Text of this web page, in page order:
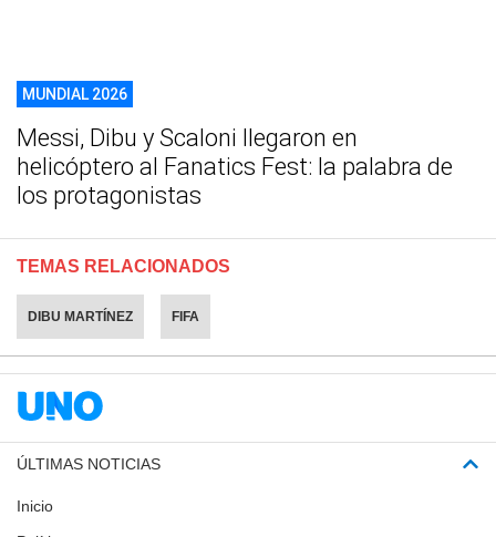
MUNDIAL 2026
Messi, Dibu y Scaloni llegaron en
helicóptero al Fanatics Fest: la palabra de
los protagonistas
TEMAS RELACIONADOS
DIBU MARTÍNEZ FIFA
ÚLTIMAS NOTICIAS
Inicio